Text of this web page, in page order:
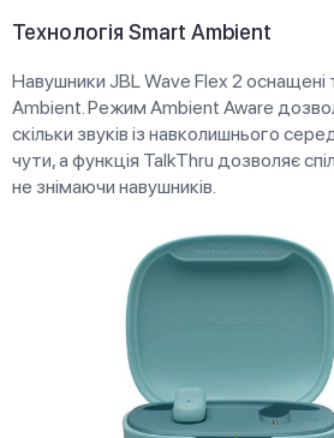
Технологія Smart Ambient
Навушники JBL Wave Flex 2 оснащені
Ambient. Режим Ambient Aware
скільки звуків із навколишнього
чути, а функція TalkThru дозволяє
не знімаючи навушників.